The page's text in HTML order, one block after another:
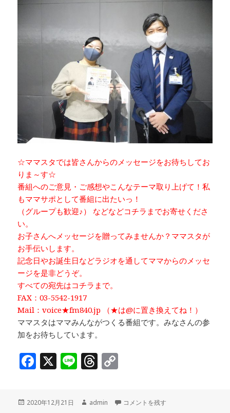
☆ママスタでは皆さんからのメッセージをお待ちしてお
りま～す☆
番組へのご意見・ご感想やこんなテーマ取り上げて！私
もママサポとして番組に出たいっ！
（グループも歓迎♪） などなどコチラまでお寄せくださ
い。
お子さんへメッセージを贈ってみませんか？ママスタが
お手伝いします。
記念日やお誕生日などラジオを通してママからのメッセ
ージを是非どうぞ。
すべての宛先はコチラまで。
FAX：03-5542-1917
Mail：voice★fm840.jp （★は@に置き換えてね！）
ママスタはママみんながつくる番組です。みなさんの参
加をお待ちしています。
F
c
X Li
e
T
r
投
2020年12月21日
作
admin 「家庭教育学習会に参加してみませ
コメントを残す